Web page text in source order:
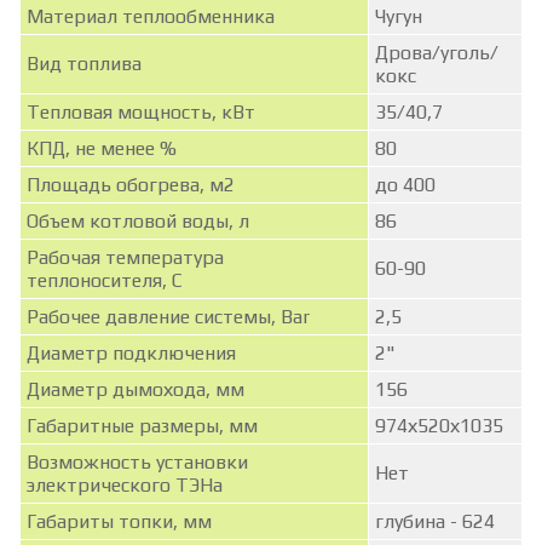
Материал теплообменника Чугун
Вид топлива
Дрова/уголь/
кокс
Тепловая мощность, кВт
35/40,7
КПД, не менее %
80
Площадь обогрева, м2
до 400
Объем котловой воды, л
86
Рабочая температура
теплоносителя, С
60-90
Рабочее давление системы, Bar
2,5
Диаметр подключения
2"
Диаметр дымохода, мм
156
Габаритные размеры, мм
974х520х1035
Возможность установки
электрического ТЭНа
Нет
Габариты топки, мм глубина - 624